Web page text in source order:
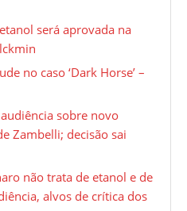
será aprovada na
no caso ‘Dark Horse’ –
sobre novo
Zambelli; decisão sai
não trata de etanol e de
alvos de crítica dos